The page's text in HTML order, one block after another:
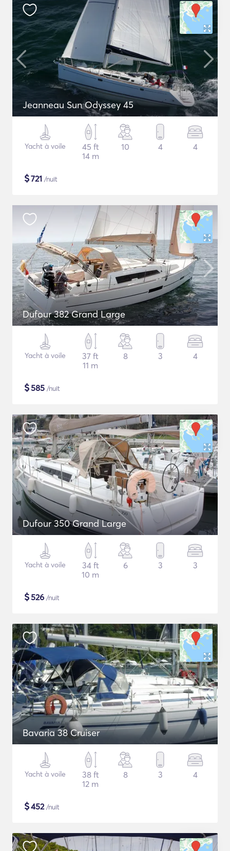
Jeanneau Sun Odyssey 45
Yacht à voile
45 ft
14 m
10 4 4
$721 /nuit
Dufour 382 Grand Large
Yacht à voile
37 ft
11 m
8 3 4
$585 /nuit
Dufour 350 Grand Large
Yacht à voile
34 ft
10 m
6 3 3
$526 /nuit
Bavaria 38 Cruiser
Yacht à voile
38 ft
12 m
8 3 4
$452/nuit